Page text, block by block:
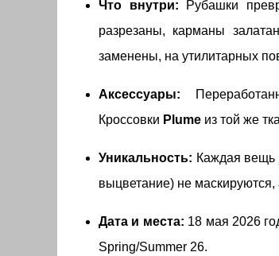
Что внутри: Рубашки
разрезаны, карманы
заменены, на утилитарных
Аксессуары:
Кроссовки Plume из той же
Уникальность: Каждая вещь
выцветание) не маскируются,
Дата и места: 18 мая 2026
Spring/Summer 26.